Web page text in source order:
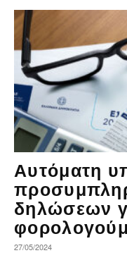
Αυτόματη
δηλώσεων
27/05/2024